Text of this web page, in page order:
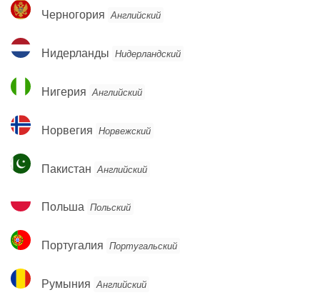
Черногория
Черногория Английский
Нидерланды
Нидерланды Нидерландский
Нигерия
Нигерия Английский
Норвегия
Норвегия Норвежский
Пакистан
Пакистан Английский
Польша
Польша Польский
Португалия
Португалия Португальский
Румыния
Румыния Английский